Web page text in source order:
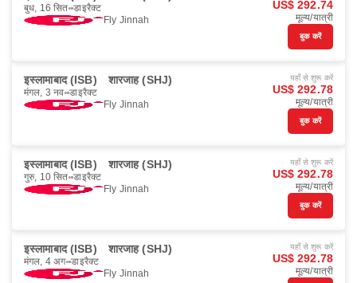
बुध, 16 सित॰ डाइरैक्ट
Fly Jinnah
US$ 292.74
मूल्य/यात्री
बुक करें
इस्लामाबाद (ISB) शारजाह (SHJ)
मंगल, 3 नव॰ डाइरैक्ट
Fly Jinnah
यहाँ से शुरू करें
US$ 292.78
मूल्य/यात्री
बुक करें
इस्लामाबाद (ISB) शारजाह (SHJ)
गुरु, 10 सित॰ डाइरैक्ट
Fly Jinnah
यहाँ से शुरू करें
US$ 292.78
मूल्य/यात्री
बुक करें
इस्लामाबाद (ISB) शारजाह (SHJ)
मंगल, 4 अग॰ डाइरैक्ट
Fly Jinnah
यहाँ से शुरू करें
US$ 292.78
मूल्य/यात्री